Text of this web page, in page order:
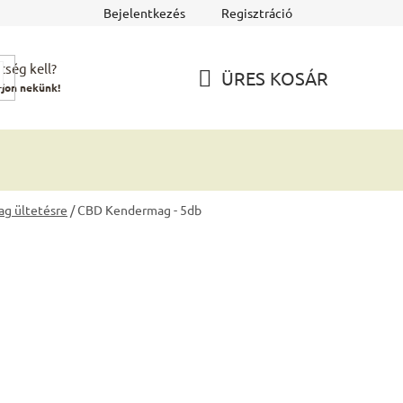
Bejelentkezés Regisztráció
kell?
nekünk! ÜRES KOSÁR
ültetésre /CBD Kendermag - 5db